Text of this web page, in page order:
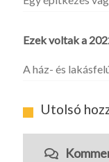
Ezek voltak a
A ház- és
Utolsó